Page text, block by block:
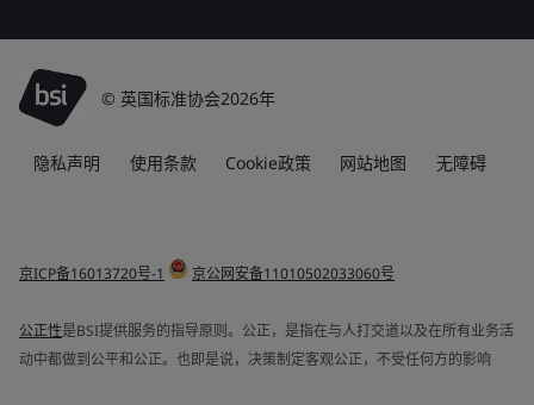
© 英国标准协会2026年
隐私声明 使用条款 Cookie政策 网站地图 无障碍
京ICP备16013720号-1 京公网安备11010502033060号
公正性是BSI提供服务的指导原则。公正，是指在与人打交道以及在所有业务活
动中都做到公平和公正。也即是说，决策制定客观公正，不受任何方的影响